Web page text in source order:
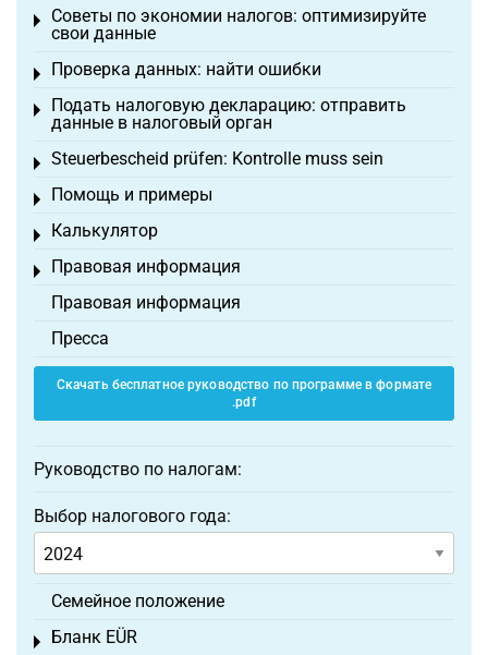
Советы по экономии налогов: оптимизируйте
свои данные
Toggle menu
Проверка данных: найти ошибки
Toggle menu
Подать налоговую декларацию: отправить
данные в налоговый орган
Toggle menu
Steuerbescheid prüfen: Kontrolle muss sein
Toggle menu
Помощь и примеры
Toggle menu
Калькулятор
Toggle menu
Правовая информация
Toggle menu
Правовая информация
Пресса
Скачать бесплатное руководство по программе в формате
.pdf
Руководство по налогам:
Выбор налогового года:
Семейное положение
Бланк EÜR
Toggle menu